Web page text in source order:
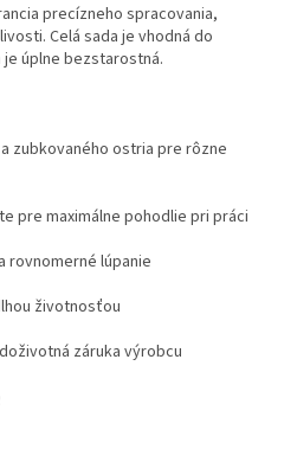
precízneho spracovania,
Celá sada je vhodná do
úplne bezstarostná.
zubkovaného ostria pre rôzne
pre maximálne pohodlie pri práci
rovnomerné lúpanie
životnosťou
záruka výrobcu